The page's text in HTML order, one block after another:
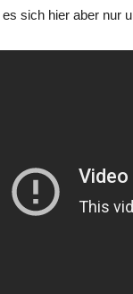
sich hier aber nur